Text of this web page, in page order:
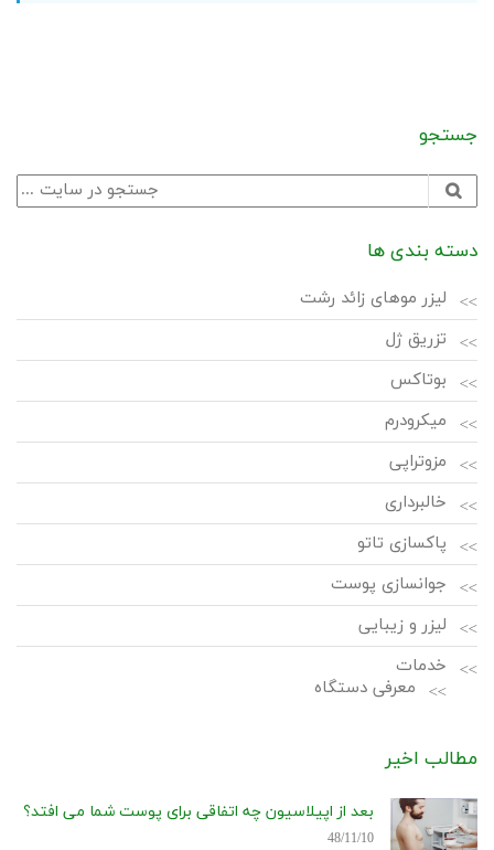
جستجو
دسته بندی ها
لیزر موهای زائد رشت
تزریق ژل
بوتاکس
میکرودرم
مزوتراپی
خالبرداری
پاکسازی تاتو
جوانسازی پوست
لیزر و زیبایی
خدمات
معرفی دستگاه
مطالب اخیر
بعد از اپیلاسیون چه اتفاقی برای پوست شما می افتد؟
48/11/10